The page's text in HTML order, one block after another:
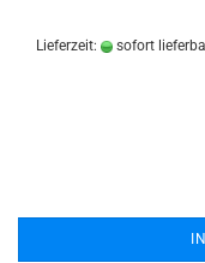
Lieferzeit: sofort